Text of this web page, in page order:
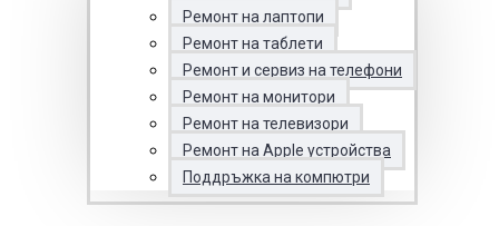
Ремонт на лаптопи
Ремонт на таблети
Ремонт и сервиз на телефони
Ремонт на монитори
Ремонт на телевизори
Ремонт на Apple устройства
Поддръжка на компютри